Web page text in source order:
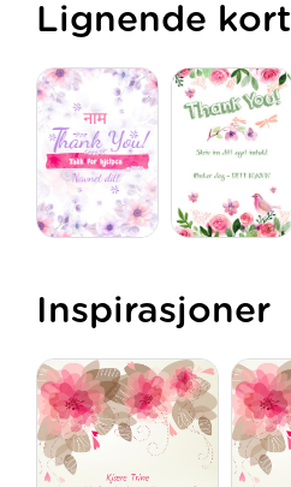
Lignende kort
Inspirasjoner